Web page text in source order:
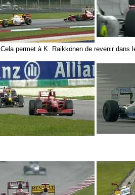
Cela permet à K. Raikkönen de revenir dans